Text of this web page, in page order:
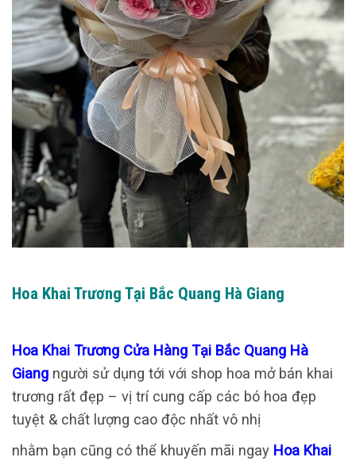
Hoa Khai Trương Tại Bắc Quang Hà Giang
Hoa Khai Trương Cửa Hàng Tại Bắc Quang Hà
Giang người sử dụng tới với shop hoa mở bán khai
trương rất đẹp – vị trí cung cấp các bó hoa đẹp
tuyệt & chất lượng cao độc nhất vô nhị
nhằm bạn cũng có thể khuyến mãi ngay Hoa Khai